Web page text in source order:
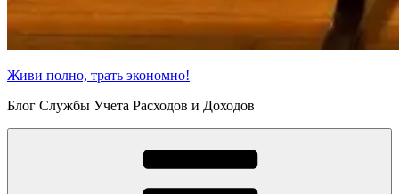
Живи полно, трать экономно!
Блог Службы Учета Расходов и Доходов